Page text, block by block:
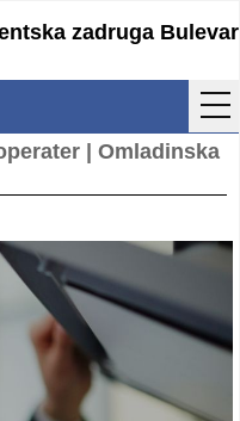
zadruga Bulevar
| Omladinska